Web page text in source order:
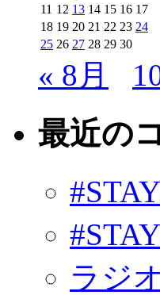
11 12 13 14 15 16 17
18 19 20 21 22 23 24
25 26 27 28 29 30
« 8月
最近の
ラジ